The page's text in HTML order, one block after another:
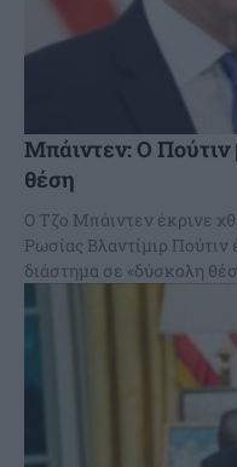
Μπάιντεν: Ο Πούτιν
θέση
Ο Τζο Μπάιντεν έκρινε
Ρωσίας Βλαντίμιρ Πούτιν
διάστημα σε «δύσκολη